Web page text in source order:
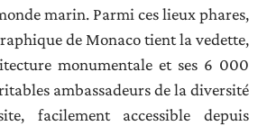
marin. Parmi ces lieux phares,
de Monaco tient la vedette,
monumentale et ses 6 000
ambassadeurs de la diversité
facilement accessible depuis